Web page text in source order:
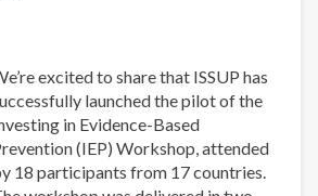
excited to share that ISSUP has
launched the pilot of the
in Evidence-Based
(IEP) Workshop, attended
18 participants from 17 countries.